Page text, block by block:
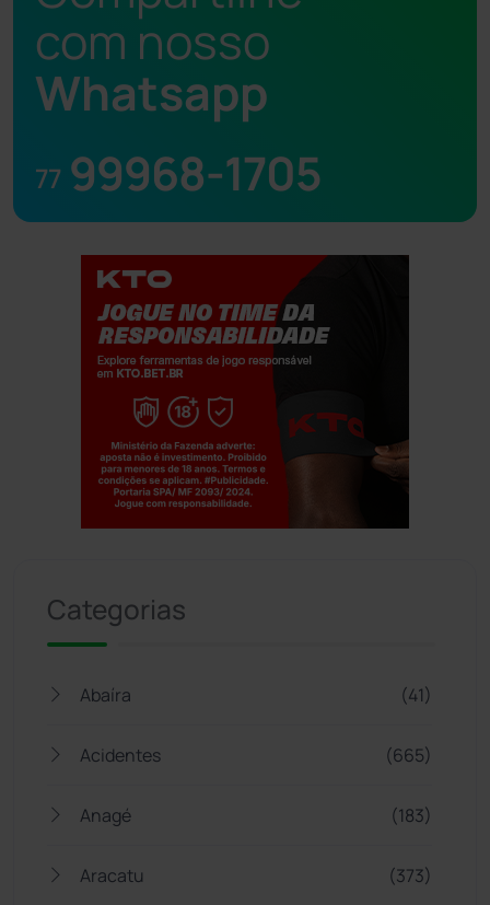
com nosso
Whatsapp
77 99968-1705
Categorias
Abaíra (41)
Acidentes (665)
Anagé (183)
Aracatu (373)